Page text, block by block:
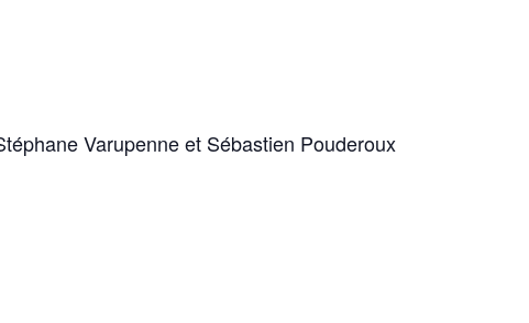
Varupenne et Sébastien Pouderoux